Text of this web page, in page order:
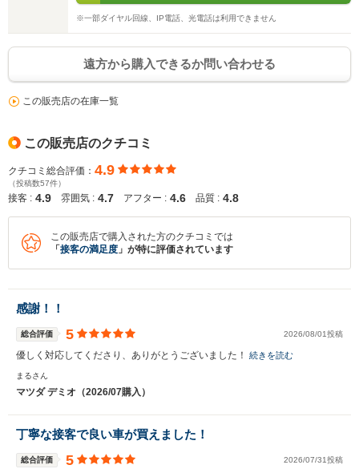
※一部ダイヤル回線、IP電話、光電話は利用できません
遠方から購入できるか問い合わせる
この販売店の在庫一覧
この販売店のクチコミ
クチコミ総合評価： 4.9
（投稿数57件）
接客 : 4.9 雰囲気 : 4.7 アフター : 4.6 品質 : 4.8
この販売店で購入された方のクチコミでは
「 接客の満足度 」が特に評価されています
感謝！！
総合評価 5 2026/08/01投稿
優しく対応してくださり、ありがとうございました！ 続きを読む
まるさん
マツダ デミオ（2026/07購入）
丁寧な接客で良い車が買えました！
総合評価 5 2026/07/31投稿